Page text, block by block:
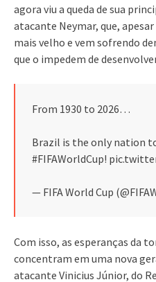
agora viu a queda de sua
atacante Neymar, que,
mais velho e vem sofrendo
que o impedem de
From 1930 to 2026…
Brazil is the only nation
#FIFAWorldCup!
— FIFA World Cup
Com isso, as esperanças da
concentram em uma nova
atacante Vinicius Júnior, do